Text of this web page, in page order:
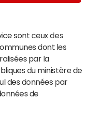
sont ceux des
dont les
par la
du ministère de
des données par
de